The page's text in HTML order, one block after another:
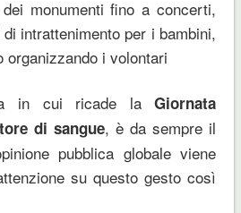
monumenti fino a concerti,
intrattenimento per i bambini,
i volontari
in cui ricade laGiornata
di sangue, è da sempre il
pubblica globale viene
su questo gesto così